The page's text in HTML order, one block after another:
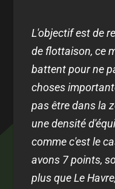
L'objectif est de
de flottaison, ce
battent pour ne
choses
pas être dans la
une densité
comme c'est le
avons 7 points,
plus que Le